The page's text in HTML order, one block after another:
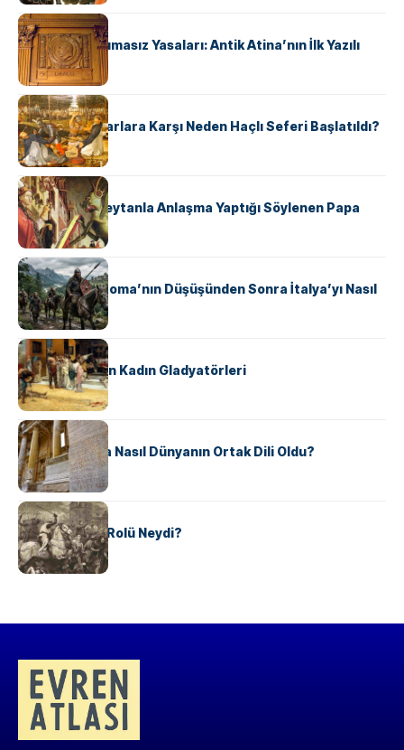
KÜLTÜR
Draco’nun Acımasız Yasaları: Antik Atina’nın İlk Yazılı
Hukuk Kodu
KÜLTÜR
Avrupalı ​​Katharlara Karşı Neden Haçlı Seferi Başlatıldı?
KÜLTÜR
II. Silvester: Şeytanla Anlaşma Yaptığı Söylenen Papa
KÜLTÜR
Ostrogotlar Roma’nın Düşüşünden Sonra İtalya’yı Nasıl
Ele Geçirdi?
KÜLTÜR
Antik Roma’nın Kadın Gladyatörleri
KÜLTÜR
Antik Yunanca Nasıl Dünyanın Ortak Dili Oldu?
KÜLTÜR
Valdensler’in Rolü Neydi?